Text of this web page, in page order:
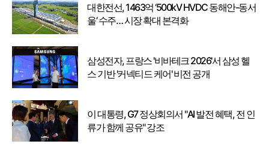
대한전선, 1463억 ‘500kV HVDC 동해안-동서
울’ 수주… 시장 확대 본격화
삼성전자, 프랑스 '비바테크 2026'서 삼성 헬
스 기반 '커넥티드 케어' 비전 공개
이 대통령, G7 정상회의서 "AI 발전 혜택, 전 인
류가 함께 공유" 강조